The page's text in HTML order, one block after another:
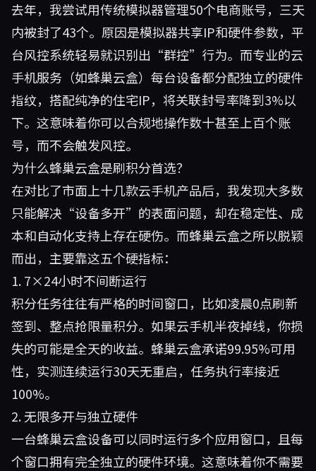
去年，我尝试用传统模拟器管理50个电商账号，三天
内被封了43个。原因是模拟器共享IP和硬件参数，平
台风控系统轻易就识别出“群控”行为。而专业的云
手机服务（如蜂巢云盒）每台设备都分配独立的硬件
指纹，搭配纯净的住宅IP，将关联封号率降到3%以
下。这意味着你可以合规地操作数十甚至上百个账
号，而不会触发风控。
为什么蜂巢云盒是刷积分首选？
在对比了市面上十几款云手机产品后，我发现大多数
只能解决“设备多开”的表面问题，却在稳定性、成
本和自动化支持上存在硬伤。而蜂巢云盒之所以脱颖
而出，主要靠这五个硬指标：
1. 7×24小时不间断运行
积分任务往往有严格的时间窗口，比如凌晨0点刷新
签到、整点抢限量积分。如果云手机半夜掉线，你损
失的可能是全天的收益。蜂巢云盒承诺99.95%可用
性，实测连续运行30天无重启，任务执行率接近
100%。
2. 无限多开与独立硬件
一台蜂巢云盒设备可以同时运行多个应用窗口，且每
个窗口拥有完全独立的硬件环境。这意味着你不需要